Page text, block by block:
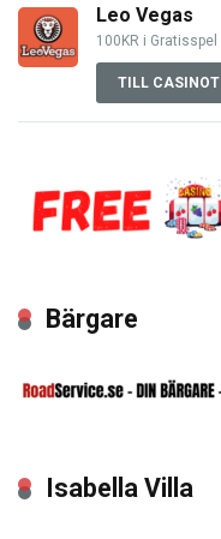
Leo Vegas
100KR i Gratisspel
TILL CASINOT
Bärgare
Isabella Villa